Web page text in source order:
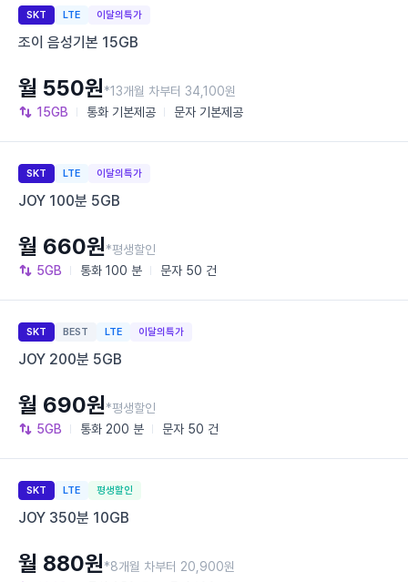
SKT LTE 이달의특가
조이 음성기본 15GB
15GB 통화 기본제공 문자 기본제공
월 550원*13개월 차부터 34,100원
SKT LTE 이달의특가
JOY 100분 5GB
5GB 통화 100 분 문자 50 건
월 660원*평생할인
SKT BEST LTE 이달의특가
JOY 200분 5GB
5GB 통화 200 분 문자 50 건
월 690원*평생할인
SKT LTE 평생할인
JOY 350분 10GB
월 880원*8개월 차부터 20,900원